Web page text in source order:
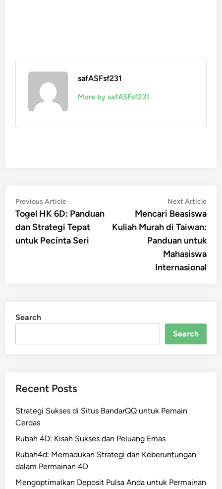
safASFsf231
More by safASFsf231
Post
navigation
Previous ArticlePrevious
article:
Togel HK 6D: Panduan
dan Strategi Tepat
untuk Pecinta Seri
Next Article
Mencari Beasiswa
Kuliah Murah di Taiwan:
Panduan untuk
Mahasiswa
Internasional
Search
Search
Recent Posts
Strategi Sukses di Situs BandarQQ untuk Pemain
Cerdas
Rubah 4D: Kisah Sukses dan Peluang Emas
Rubah4d: Memadukan Strategi dan Keberuntungan
dalam Permainan 4D
Mengoptimalkan Deposit Pulsa Anda untuk Permainan